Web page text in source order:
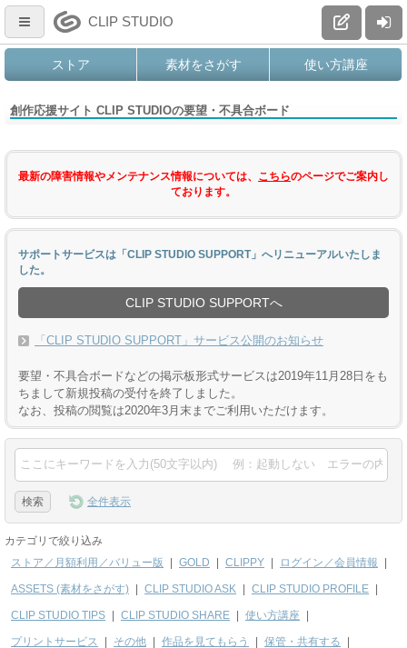
CLIP STUDIO
ストア 素材をさがす 使い方講座
創作応援サイト CLIP STUDIOの要望・不具合ボード
最新の障害情報やメンテナンス情報については、 こちらのページでご案内し
ております。
サポートサービスは「CLIP STUDIO SUPPORT」へリニューアルいたしま
した。
CLIP STUDIO SUPPORTへ
「CLIP STUDIO SUPPORT」サービス公開のお知らせ
要望・不具合ボードなどの掲示板形式サービスは2019年11月28日をも
ちまして新規投稿の受付を終了しました。
なお、投稿の閲覧は2020年3月末までご利用いただけます。
全件表示
カテゴリで絞り込み
ストア／月額利用／バリュー版
GOLD CLIPPY ログイン／会員情報
ASSETS (素材をさがす) CLIP STUDIO ASK CLIP STUDIO PROFILE
CLIP STUDIO TIPS CLIP STUDIO SHARE 使い方講座
プリントサービス その他 作品を見てもらう 保管・共有する